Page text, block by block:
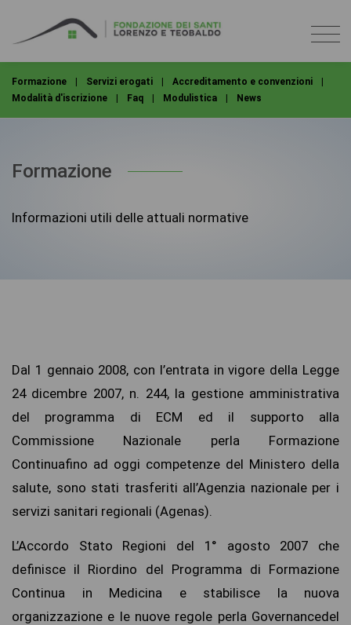
Formazione | Servizi erogati | Accreditamento e convenzioni
|
Modalità d'iscrizione
| Faq | Modulistica | News
Formazione
Informazioni utili delle attuali normative
Dal 1 gennaio 2008, con l’entrata in vigore della Legge
24 dicembre 2007, n. 244, la gestione amministrativa
del programma di ECM ed il supporto alla
Commissione Nazionale perla Formazione
Continuafino ad oggi competenze del Ministero della
salute, sono stati trasferiti all’Agenzia nazionale per i
servizi sanitari regionali (Agenas).
L’Accordo Stato Regioni del 1° agosto 2007 che
definisce il Riordino del Programma di Formazione
Continua in Medicina e stabilisce la nuova
organizzazione e le nuove regole perla Governancedel